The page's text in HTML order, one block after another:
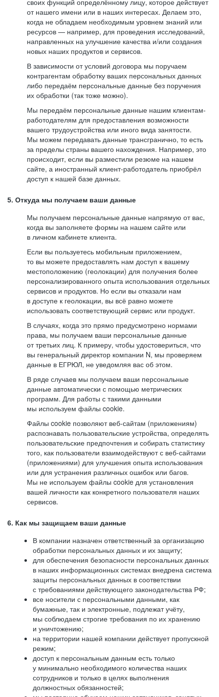
своих функций определённому лицу, которое действует
от нашего имени или в наших интересах. Делаем это,
когда не обладаем необходимым уровнем знаний или
ресурсов — например, для проведения исследований,
направленных на улучшение качества и/или создания
новых наших продуктов и сервисов.
В зависимости от условий договора мы поручаем
контрагентам обработку ваших персональных данных
либо передаём персональные данные без поручения
их обработки (так тоже можно).
Мы передаём персональные данные нашим клиентам-
работодателям для предоставления возможности
вашего трудоустройства или иного вида занятости.
Мы можем передавать данные трансгранично, то есть
за пределы страны вашего нахождения. Например, это
происходит, если вы разместили резюме на нашем
сайте, а иностранный клиент-работодатель приобрёл
доступ к нашей базе данных.
5. Откуда мы получаем ваши данные
Мы получаем персональные данные напрямую от вас,
когда вы заполняете формы на нашем сайте или
в личном кабинете клиента.
Если вы пользуетесь мобильным приложением,
то вы можете предоставлять нам доступ к вашему
местоположению (геолокации) для получения более
персонализированного опыта использования отдельных
сервисов и продуктов. Но если вы отказали нам
в доступе к геолокации, вы всё равно можете
использовать соответствующий сервис или продукт.
В случаях, когда это прямо предусмотрено нормами
права, мы получаем ваши персональные данные
от третьих лиц. К примеру, чтобы удостовериться, что
вы генеральный директор компании N, мы проверяем
данные в ЕГРЮЛ, не уведомляя вас об этом.
В ряде случаев мы получаем ваши персональные
данные автоматически с помощью метрических
программ. Для работы с такими данными
мы используем файлы cookie.
Файлы cookie позволяют веб-сайтам (приложениям)
распознавать пользовательские устройства, определять
пользовательские предпочтения и собирать статистику
того, как пользователи взаимодействуют с веб-сайтами
(приложениями) для улучшения опыта использования
или для устранения различных ошибок или багов.
Мы не используем файлы cookie для установления
вашей личности как конкретного пользователя наших
сервисов.
6. Как мы защищаем ваши данные
В компании назначен ответственный за организацию
обработки персональных данных и их защиту;
для обеспечения безопасности персональных данных
в наших информационных системах внедрена система
защиты персональных данных в соответствии
с требованиями действующего законодательства РФ;
все носители с персональными данными, как
бумажные, так и электронные, подлежат учёту,
мы соблюдаем строгие требования по их хранению
и уничтожению;
на территории нашей компании действует пропускной
режим;
доступ к персональным данным есть только
у минимально необходимого количества наших
сотрудников и только в целях выполнения
должностных обязанностей;